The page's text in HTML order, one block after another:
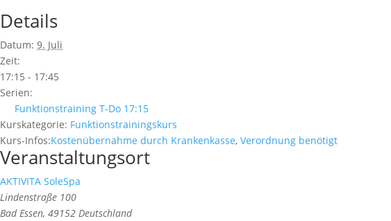
Details
Datum: 9. Juli
Zeit:
17:15 - 17:45
Serien:
Funktionstraining T-Do 17:15
Kurskategorie: Funktionstrainingskurs
Kurs-Infos:Kostenübernahme durch Krankenkasse, Verordnung benötigt
Veranstaltungsort
AKTIVITA SoleSpa
Lindenstraße 100
Bad Essen, 49152 Deutschland